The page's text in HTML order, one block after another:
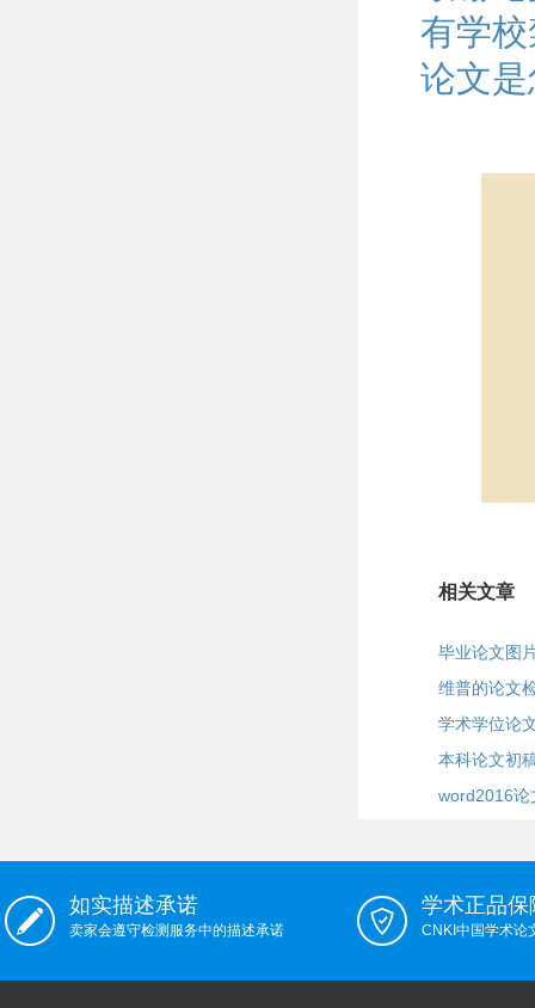
有学
论文
相关文章
毕业论文图
维普的论文
学术学位论
本科论文初
word2016论
如实描述承诺
卖家会遵守检测服务中的描述承诺
学术正品保
CNKI中国学术论